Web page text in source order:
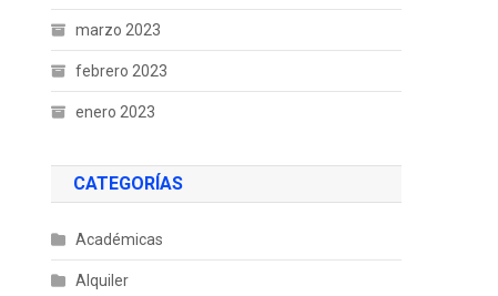
marzo 2023
febrero 2023
enero 2023
CATEGORÍAS
Académicas
Alquiler